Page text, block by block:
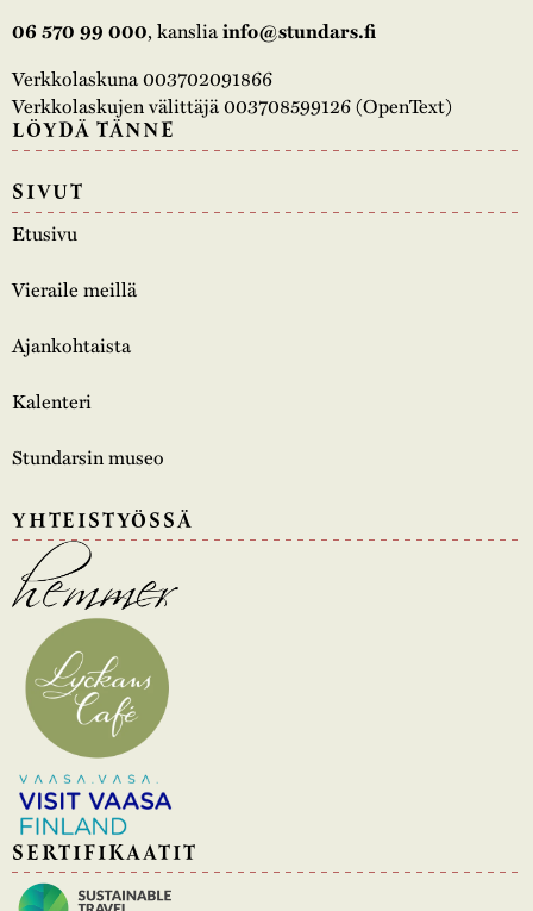
06 570 99 000, kansliainfo@stundars.fi
Verkkolaskuna 003702091866
Verkkolaskujen välittäjä 003708599126 (OpenText)
LÖYDÄ TÄNNE
SIVUT
Etusivu
Vieraile meillä
Ajankohtaista
Kalenteri
Stundarsin museo
YHTEISTYÖSSÄ
SERTIFIKAATIT